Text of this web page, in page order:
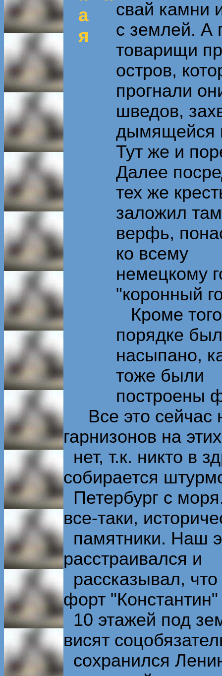
а
я
свай камни
с землей. А
товарищи
остров,
прогнали
шведов,
дымящейся
Тут же и
Далее
тех же
заложил
верфь,
ко всему
немецкому
"коронный
Кроме
порядке
насыпано,
тоже были
построены
Все это сейчас
гарнизонов на
нет, т.к. никто в
собирается
Петербург с
все-таки,
памятники. Наш
расстраивался и
рассказывал,
форт "Константин"
10 этажей под
висят
сохранился